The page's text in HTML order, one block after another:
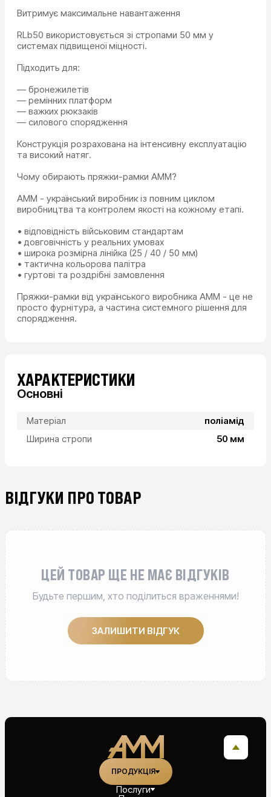
Витримує максимальне навантаження
RLb50 використовується зі стропами 50 мм у
системах підвищеної міцності.
Підходить для:
— бронежилетів
— ремінних платформ
— важких рюкзаків
— силового спорядження
Конструкція розрахована на інтенсивну експлуатацію
та високий натяг.
Чому обирають пряжки-рамки AMM?
AMM - український виробник із повним циклом
виробництва та контролем якості на кожному етапі.
• відповідність військовим стандартам
• довговічність у реальних умовах
• широка розмірна лінійка (25 / 40 / 50 мм)
• тактична кольорова палітра
• гуртові та роздрібні замовлення
Пряжки-рамки від українського виробника AMM - це не
просто фурнітура, а частина системного рішення для
спорядження.
ХАРАКТЕРИСТИКИ
Основні
Матеріал
поліамід
Ширина стропи
50 мм
ВІДГУКИ ПРО ТОВАР
ЦЕЙ ТОВАР ЩЕ НЕ МАЄ ВІДГУКІВ
Будьте першим, хто поділиться враженнями!
ЗАЛИШИТИ ВІДГУК
ПРОДУКЦІЯ
Послуги